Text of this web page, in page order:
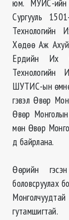
юм. МУИС-
Сургууль
Технологийн
Хөдөө Аж
Ердийн Их
ШУТИС-ын өмнө
гэвэл Өвөр
Өвөр
мөн Өвөр
д байрлана.
Өөрийн
боловсруулах
гутамшигтай.